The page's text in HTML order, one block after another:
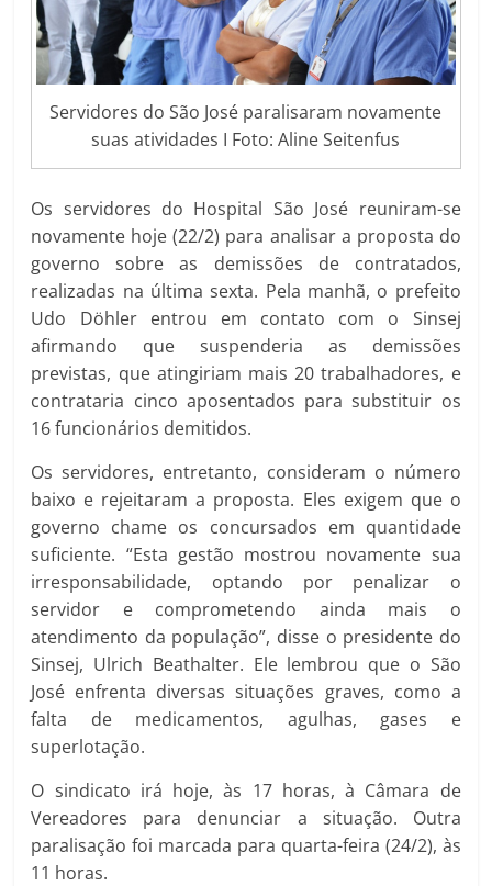
Servidores do São José paralisaram novamente
suas atividades I Foto: Aline Seitenfus
Os servidores do Hospital São José reuniram-se
novamente hoje (22/2) para analisar a proposta do
governo sobre as demissões de contratados,
realizadas na última sexta. Pela manhã, o prefeito
Udo Döhler entrou em contato com o Sinsej
afirmando que suspenderia as demissões
previstas, que atingiriam mais 20 trabalhadores, e
contrataria cinco aposentados para substituir os
16 funcionários demitidos.
Os servidores, entretanto, consideram o número
baixo e rejeitaram a proposta. Eles exigem que o
governo chame os concursados em quantidade
suficiente. “Esta gestão mostrou novamente sua
irresponsabilidade, optando por penalizar o
servidor e comprometendo ainda mais o
atendimento da população”, disse o presidente do
Sinsej, Ulrich Beathalter. Ele lembrou que o São
José enfrenta diversas situações graves, como a
falta de medicamentos, agulhas, gases e
superlotação.
O sindicato irá hoje, às 17 horas, à Câmara de
Vereadores para denunciar a situação. Outra
paralisação foi marcada para quarta-feira (24/2), às
11 horas.